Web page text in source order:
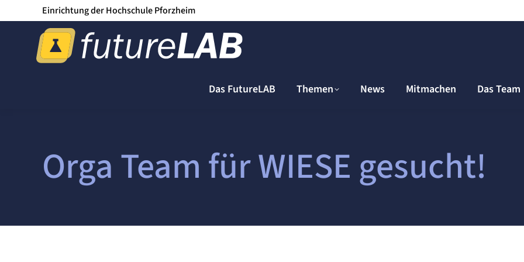
Einrichtung der Hochschule Pforzheim
Das FutureLAB Themen News Mitmachen Das Team
Orga Team für WIESE gesucht!